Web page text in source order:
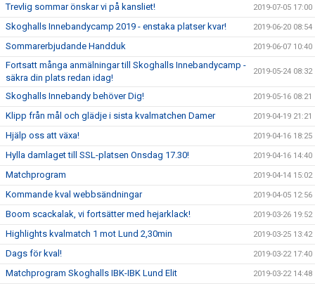
Trevlig sommar önskar vi på kansliet! 2019-07-05 17:00
Skoghalls Innebandycamp 2019 - enstaka platser kvar! 2019-06-20 08:54
Sommarerbjudande Handduk 2019-06-07 10:40
Fortsatt många anmälningar till Skoghalls Innebandycamp -
säkra din plats redan idag!
2019-05-24 08:32
Skoghalls Innebandy behöver Dig! 2019-05-16 08:21
Klipp från mål och glädje i sista kvalmatchen Damer 2019-04-19 21:21
Hjälp oss att växa! 2019-04-16 18:25
Hylla damlaget till SSL-platsen Onsdag 17.30! 2019-04-16 14:40
Matchprogram 2019-04-14 15:02
Kommande kval webbsändningar 2019-04-05 12:56
Boom scackalak, vi fortsätter med hejarklack! 2019-03-26 19:52
Highlights kvalmatch 1 mot Lund 2,30min 2019-03-25 13:42
Dags för kval! 2019-03-22 17:40
Matchprogram Skoghalls IBK-IBK Lund Elit 2019-03-22 14:48